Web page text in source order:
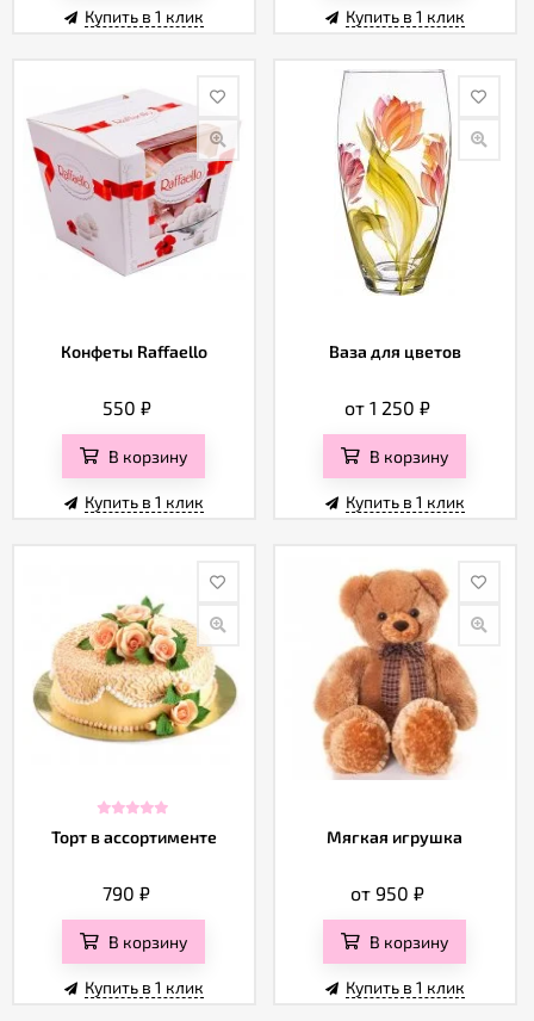
Купить в 1 клик Купить в 1 клик
Конфеты Raffaello
550 ₽
В корзину
Купить в 1 клик
Ваза для цветов
от 1 250₽
В корзину
Купить в 1 клик
Торт в ассортименте
790₽
В корзину
Купить в 1 клик
Мягкая игрушка
от 950₽
В корзину
Купить в 1 клик